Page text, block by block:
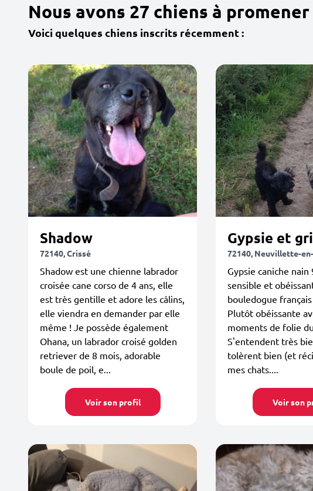
Nous avons 27 chiens à
Voici quelques chiens inscrits récemment :
Shadow
72140, Crissé
Shadow est une chienne labrador
croisée cane corso de 4 ans, elle
est très gentille et adore les câlins,
elle viendra en demander par elle
même ! Je possède également
Ohana, un labrador croisé golden
retriever de 8 mois, adorable
boule de poil, e...
Voir son profil
Gypsie et
72140, Neuvillette-
Gypsie caniche nain
sensible et
bouledogue
Plutôt obéissante
moments de folie
S'entendent très
tolèrent bien (et
mes chats....
Voir son